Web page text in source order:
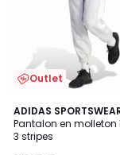
Outlet
ADIDAS
Pantalon en molleton
3 stripes